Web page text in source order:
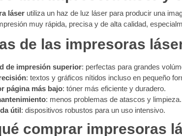
láser utiliza un haz de luz láser para producir una
muy rápida, precisa y de alta calidad,
de las impresoras
de impresión superior: perfectas para grandes
: textos y gráficos nítidos incluso en pequeño
página más bajo: tóner más eficiente y duradero.
: menos problemas de atascos y limpieza.
útil: dispositivos robustos para un uso intensivo.
comprar impresoras